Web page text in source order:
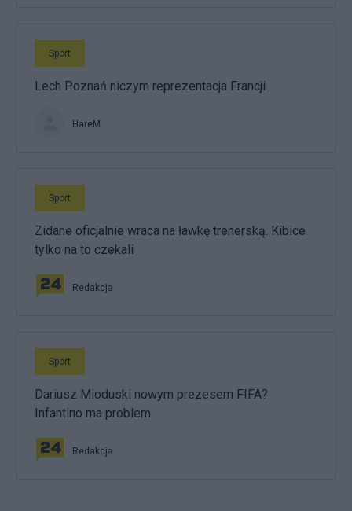
Sport
Lech Poznań niczym reprezentacja Francji
HareM
Sport
Zidane oficjalnie wraca na ławkę trenerską. Kibice
tylko na to czekali
Redakcja
Sport
Dariusz Mioduski nowym prezesem FIFA?
Infantino ma problem
Redakcja